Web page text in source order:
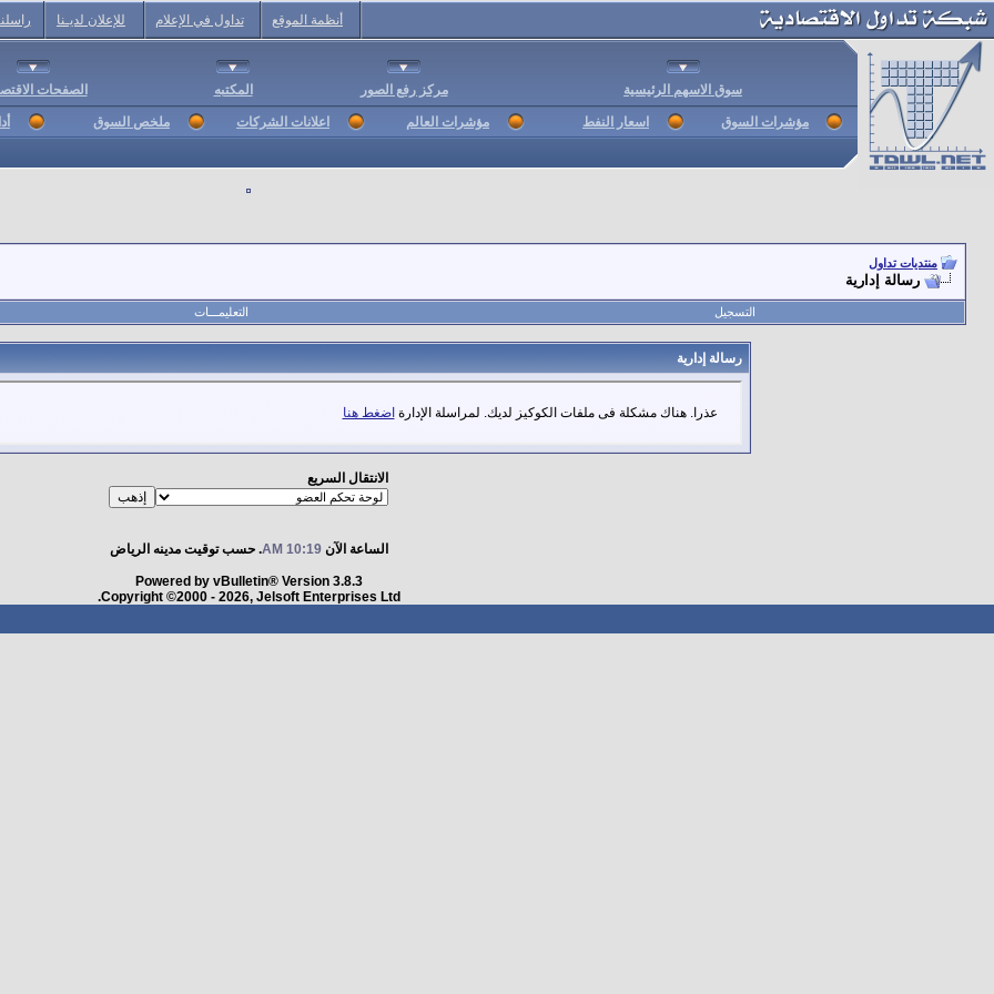
أنظمة الموقع تداول في الإعلام للإعلان لديـنا
سوق الاسهم الرئيسية مركز رفع الصور المكتبه الصفحات
مؤشرات السوق اسعار النفط مؤشرات العالم اعلانات الشركات ملخص السوق
منتديات تداول
رسالة إدارية
التسجيل التعليمـــات
رسالة إدارية
عذرا. هناك مشكلة فى ملفات الكوكيز لديك. لمراسلة الإدارة اضغط هنا
الانتقال السريع
الساعة الآن10:19 AM . حسب توقيت مدينه الرياض
Powered by vBulletin® Version 3.8.3
Copyright ©2000 - 2026, Jelsoft Enterprises Ltd.